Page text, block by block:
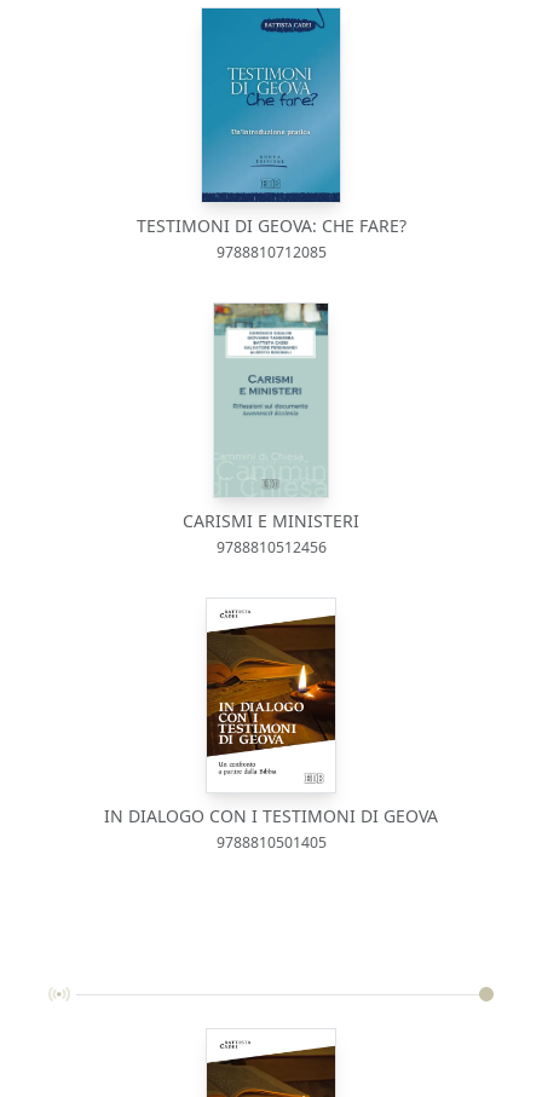
TESTIMONI DI GEOVA: CHE FARE?
9788810712085
CARISMI E MINISTERI
9788810512456
IN DIALOGO CON I TESTIMONI DI GEOVA
9788810501405